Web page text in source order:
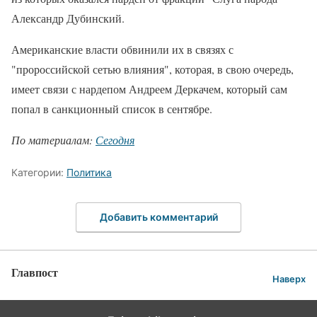
Александр Дубинский.
Американские власти обвинили их в связях с
"пророссийской сетью влияния", которая, в свою очередь,
имеет связи с нардепом Андреем Деркачем, который сам
попал в санкционный список в сентябре.
По материалам: Сегодня
Категории: Политика
Добавить комментарий
Главпост Наверх